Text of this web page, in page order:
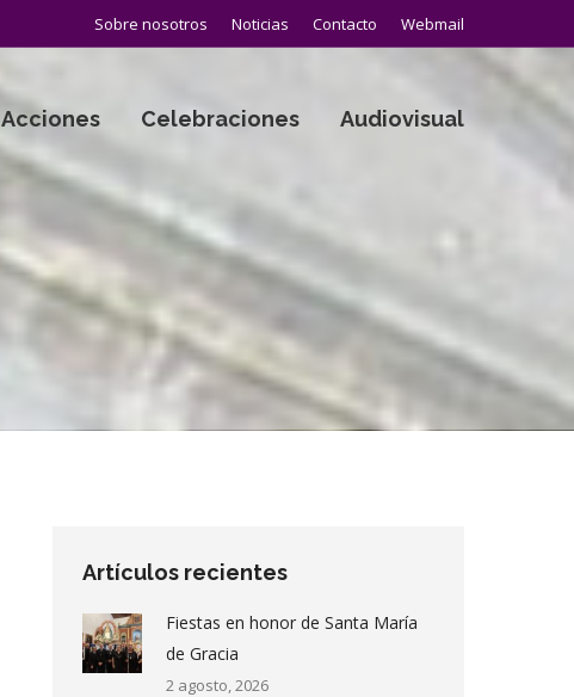
Sobre nosotros Noticias Contacto Webmail
Acciones Celebraciones Audiovisual
Artículos recientes
Fiestas en honor de Santa María
de Gracia
2 agosto, 2026